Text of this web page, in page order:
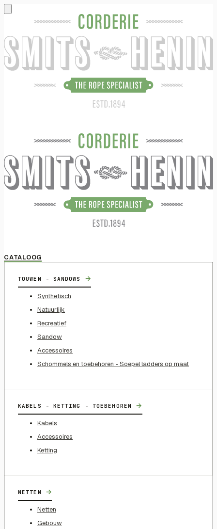
CATALOOG
TOUWEN - SANDOWS →
Synthetisch
Natuurlijk
Recreatief
Sandow
Accessoires
Schommels en toebehoren - Soepel ladders op maat
KABELS - KETTING - TOEBEHOREN →
Kabels
Accessoires
Ketting
NETTEN →
Netten
Gebouw